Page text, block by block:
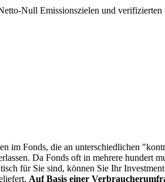
Null Emissionszielen und verifizierten
im Fonds, die an unterschiedlichen
Da Fonds oft in mehrere
für Sie sind, können Sie Ihr
Auf Basis einer